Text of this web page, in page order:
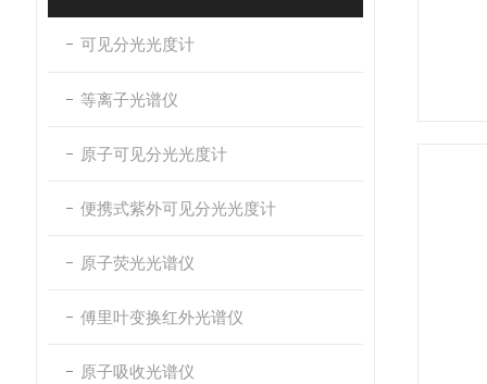
可见分光光度计
等离子光谱仪
原子可见分光光度计
便携式紫外可见分光光度计
原子荧光光谱仪
傅里叶变换红外光谱仪
原子吸收光谱仪